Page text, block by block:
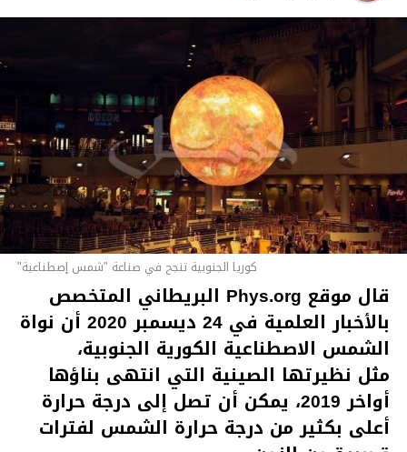
كوريا الجنوبية تنجح في صناعة "شمس إصطناعية"
قال موقع Phys.org البريطاني المتخصص
بالأخبار العلمية في 24 ديسمبر 2020 أن نواة
الشمس الاصطناعية الكورية الجنوبية،
مثل نظيرتها الصينية التي انتهى بناؤها
أواخر 2019، يمكن أن تصل إلى درجة حرارة
أعلى بكثير من درجة حرارة الشمس لفترات